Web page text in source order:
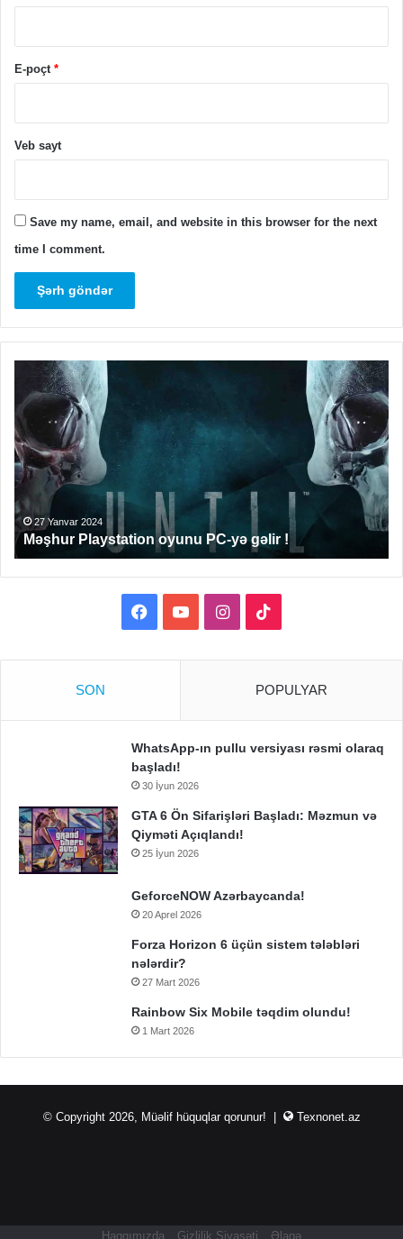
E-poçt *
Veb sayt
Save my name, email, and website in this browser for the next
time I comment.
Məşhur
Playstation
oyunu
PC-
yə
gəlir
!
27 Yanvar 2024
Məşhur Playstation oyunu PC-yə gəlir !
Facebook
YouTubeInstagram
SON POPULYAR
WhatsApp-ın pullu versiyası rəsmi olaraq
başladı!
30 İyun 2026
GTA 6 Ön Sifarişləri Başladı: Məzmun və
Qiyməti Açıqlandı!
25 İyun 2026
GeforceNOW Azərbaycanda!
20 Aprel 2026
Forza Horizon 6 üçün sistem tələbləri
nələrdir?
27 Mart 2026
Rainbow Six Mobile təqdim olundu!
1 Mart 2026
© Copyright 2026, Müəlif hüquqlar qorunur! | Texnonet.az
Haqqımızda Gizlilik Siyasəti Əlaqə